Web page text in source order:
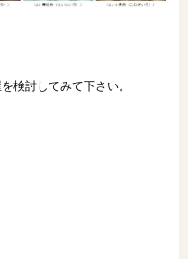
検討してみて下さい。